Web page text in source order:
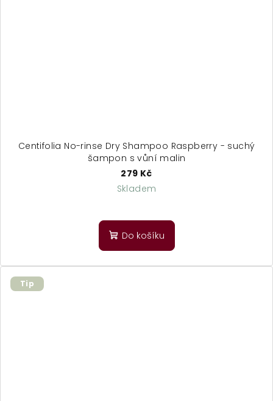
Centifolia No-rinse Dry Shampoo Raspberry - suchý
šampon s vůní malin
279 Kč
Skladem
Do košíku
Tip